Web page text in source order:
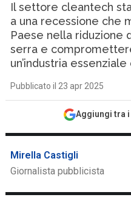
Il settore cleantech
a una recessione che
Paese nella riduzione
serra e
un’industria
Pubblicato il 23 apr 2025
Aggiungi tra
Mirella Castigli
Giornalista pubblicista